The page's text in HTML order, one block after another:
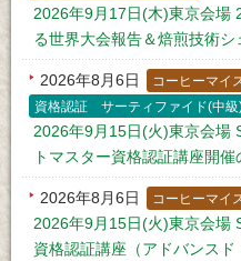
2026年9月17日(木)東京会場
る世界大会報告＆焙煎技術
2026年8月6日
コーヒーマイ
資格認証 サーティファイド(中級
2026年9月15日(火)東京会場
トマスター資格認証講座開催
2026年8月6日 コーヒーマイ
2026年9月15日(火)東京会場
資格認証講座（アドバンス